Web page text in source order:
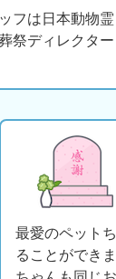
フは日本動物霊
祭ディレクター
最愛のペット
ることができ